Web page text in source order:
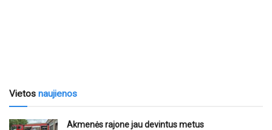
Vietos naujienos
Akmenės rajone jau devintus metus